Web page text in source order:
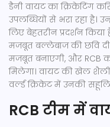
डैनी वायट का क्रिकेटिंग
उपलब्धियों से भरा रहा है।
लिए बेहतरीन प्रदर्शन
मजबूत बल्लेबाज की छवि दी
मजबूत बनाएगी, और RCB
मिलेगा। वायट की खेल
वर्ल्ड क्रिकेट में उनकी
RCB टीम में